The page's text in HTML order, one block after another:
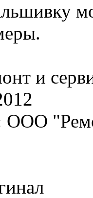
и
ООО